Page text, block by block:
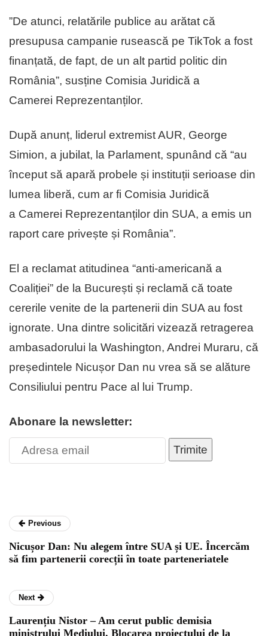
”De atunci, relatările publice au arătat că
presupusa campanie rusească pe TikTok a fost
finanțată, de fapt, de un alt partid politic din
România”, susține Comisia Juridică a
Camerei Reprezentanților.
După anunț, liderul extremist AUR, George
Simion, a jubilat, la Parlament, spunând că “au
început să apară probele și instituții serioase din
lumea liberă, cum ar fi Comisia Juridică
a Camerei Reprezentanților din SUA, a emis un
raport care privește și România”.
El a reclamat atitudinea “anti-americană a
Coaliției” de la București și reclamă că toate
cererile venite de la partenerii din SUA au fost
ignorate. Una dintre solicitări vizează retragerea
ambasadorului la Washington, Andrei Muraru, că
președintele Nicușor Dan nu vrea să se alăture
Consiliului pentru Pace al lui Trump.
Abonare la newsletter:
Trimite
Previous
Nicușor Dan: Nu alegem între SUA și UE. Încercăm
să fim partenerii corecții în toate parteneriatele
Next
Laurențiu Nistor – Am cerut public demisia
ministrului Mediului. Blocarea proiectului de la